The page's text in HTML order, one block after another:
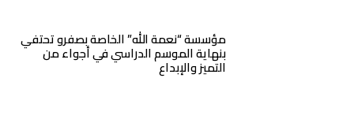
مؤسسة “نعمة الله” الخاصة بصفرو تحتفي
بنهاية الموسم الدراسي في أجواء من
التميز والإبداع